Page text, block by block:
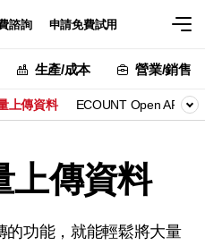
諮詢 申請免費試用
生產/成本 營業/銷售
上傳資料 ECOUNT Open API
上傳資料
的功能，就能輕鬆將大量